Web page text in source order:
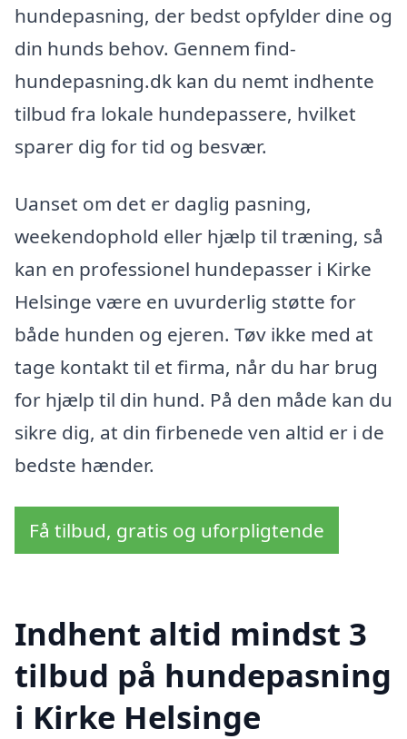
hundepasning, der bedst opfylder dine og
din hunds behov. Gennem find-
hundepasning.dk kan du nemt indhente
tilbud fra lokale hundepassere, hvilket
sparer dig for tid og besvær.
Uanset om det er daglig pasning,
weekendophold eller hjælp til træning, så
kan en professionel hundepasser i Kirke
Helsinge være en uvurderlig støtte for
både hunden og ejeren. Tøv ikke med at
tage kontakt til et firma, når du har brug
for hjælp til din hund. På den måde kan du
sikre dig, at din firbenede ven altid er i de
bedste hænder.
Få tilbud, gratis og uforpligtende
Indhent altid mindst 3
tilbud på hundepasning
i Kirke Helsinge